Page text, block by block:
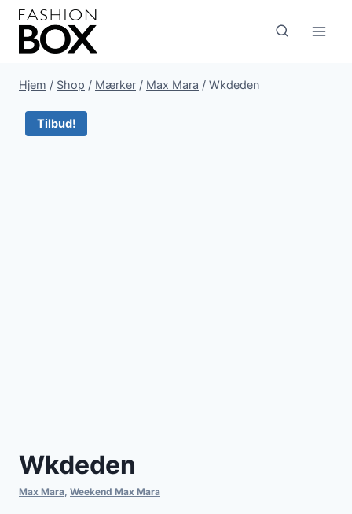
Fortsæt
indhold
Hjem / Shop / Mærker / Max Mara / Wkdeden
Tilbud!
Wkdeden
Max Mara, Weekend Max Mara